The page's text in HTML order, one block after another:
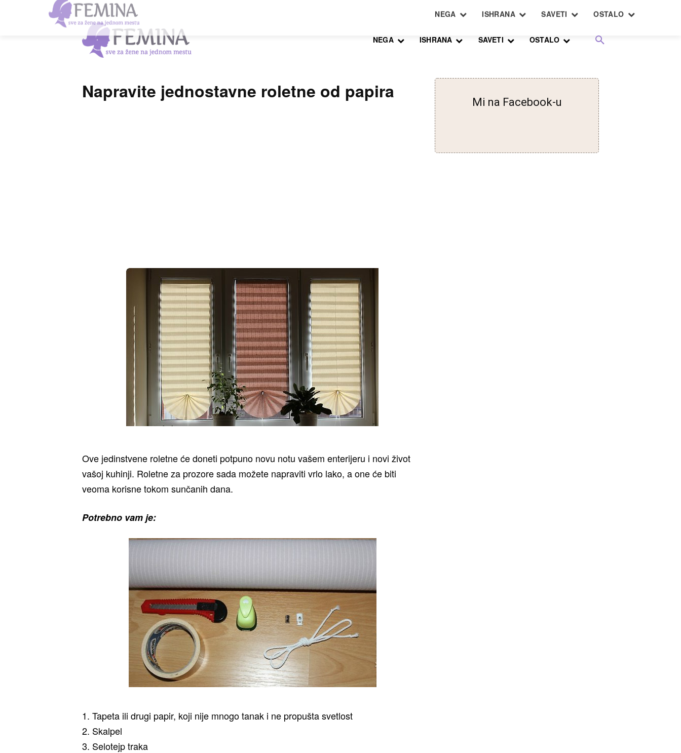
NEGA ISHRANA SAVETI OSTALO
Napravite jednostavne roletne od papira
Ove jedinstvene roletne će doneti potpuno novu notu vašem enterijeru i novi život
vašoj kuhinji. Roletne za prozore sada možete napraviti vrlo lako, a one će biti
veoma korisne tokom sunčanih dana.
Potrebno vam je:
1. Tapeta ili drugi papir, koji nije mnogo tanak i ne propušta svetlost
2. Skalpel
3. Selotejp traka
Mi na Facebook-u